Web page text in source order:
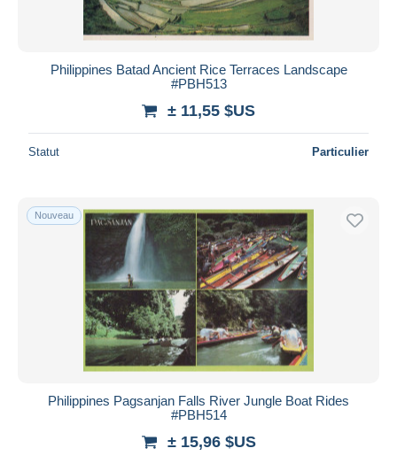
Philippines Batad Ancient Rice Terraces Landscape
#PBH513
± 11,55 $US
Statut Particulier
Nouveau
Philippines Pagsanjan Falls River Jungle Boat Rides
#PBH514
± 15,96 $US